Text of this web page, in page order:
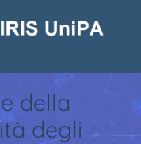
della
degli